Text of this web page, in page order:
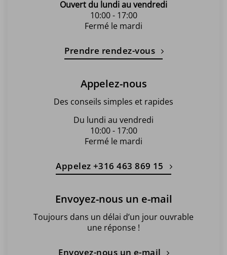
Ouvert du lundi au vendredi
10:00 - 17:00
Fermé le mardi
Prendre rendez-vous
Appelez-nous
Des conseils simples et rapides
Du lundi au vendredi
10:00 - 17:00
Fermé le mardi
Appelez +316 463 869 15
Envoyez-nous un e-mail
Toujours dans un délai d’un jour ouvrable
une réponse !
Envoyez-nous un e-mail